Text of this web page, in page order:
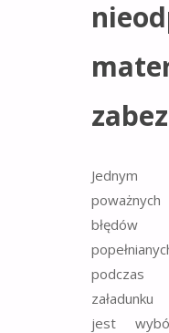
Jednym
poważnych
błędów
podczas
załadunku
jest